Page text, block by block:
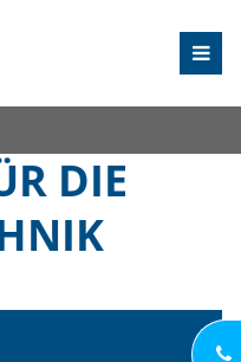
DIE